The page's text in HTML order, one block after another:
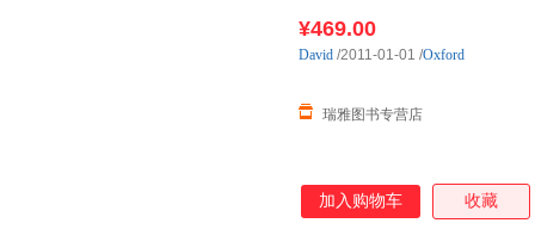
¥469.00
瑞雅图书专营店
David /2011-01-01 /Oxford
加入购物车 收藏